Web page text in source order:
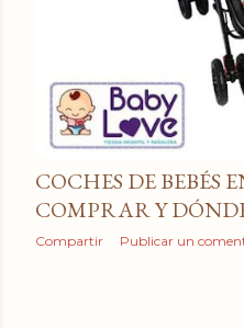
COCHES DE BEBÉS
COMPRAR Y
Compartir Publicar un